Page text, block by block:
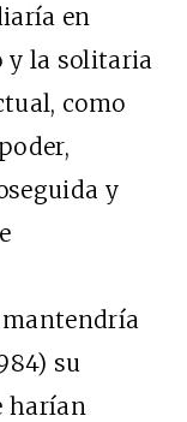
en
y la solitaria
como
y
su
harían